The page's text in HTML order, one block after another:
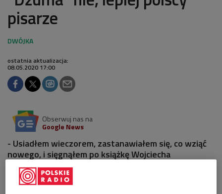
pisarze
ostatnia aktualizacja:
08.05.2020 17:00
Obserwuj nas na
Google News
- Usiadłem wieczorem, zastanawiałem się, co wziąć
nowego, i sięgnąłem po książkę Wojciecha
Chmielarza pt. "Wyrwa" – opowiadał w Dwójce
Zygmunt Miłoszewski o spotkaniu z nową, jak się
okazuje godną polecenia lekturą.